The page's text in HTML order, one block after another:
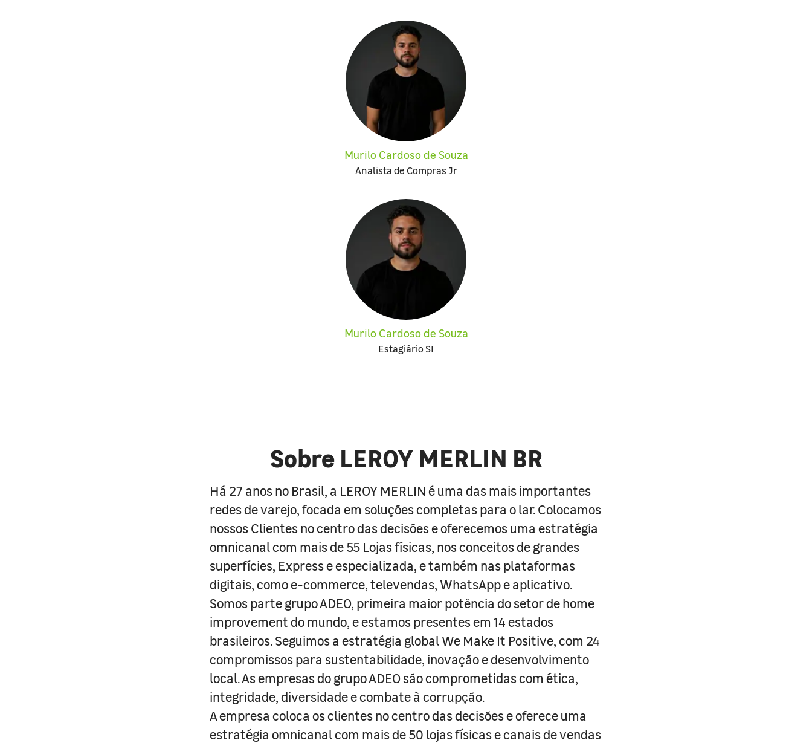
Murilo Cardoso de Souza
Analista de Compras Jr
Murilo Cardoso de Souza
Estagiário SI
Sobre LEROY MERLIN BR
Há 27 anos no Brasil, a LEROY MERLIN é uma das mais importantes
redes de varejo, focada em soluções completas para o lar. Colocamos
nossos Clientes no centro das decisões e oferecemos uma estratégia
omnicanal com mais de 55 Lojas físicas, nos conceitos de grandes
superfícies, Express e especializada, e também nas plataformas
digitais, como e-commerce, televendas, WhatsApp e aplicativo.
Somos parte grupo ADEO, primeira maior potência do setor de home
improvement do mundo, e estamos presentes em 14 estados
brasileiros. Seguimos a estratégia global We Make It Positive, com 24
compromissos para sustentabilidade, inovação e desenvolvimento
local. As empresas do grupo ADEO são comprometidas com ética,
integridade, diversidade e combate à corrupção.
A empresa coloca os clientes no centro das decisões e oferece uma
estratégia omnicanal com mais de 50 lojas físicas e canais de vendas